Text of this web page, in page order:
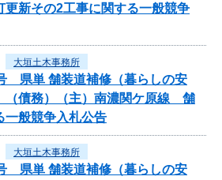
更新その2工事に関する一般競争
大垣土木事務所
県単 舗装道補修（暮らしの安
（債務）（主）南濃関ケ原線 舗
一般競争入札公告
大垣土木事務所
県単 舗装道補修（暮らしの安